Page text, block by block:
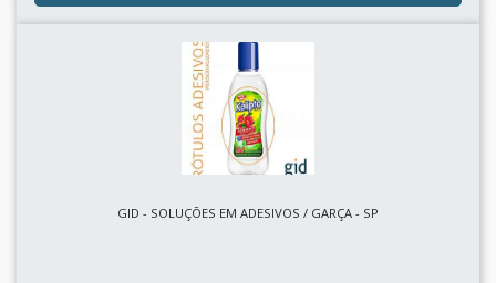
GID - SOLUÇÕES EM ADESIVOS / GARÇA - SP